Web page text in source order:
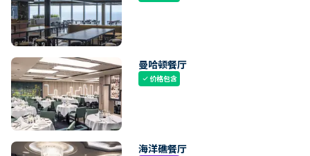
曼哈顿餐厅
check价格包含
海洋礁餐厅